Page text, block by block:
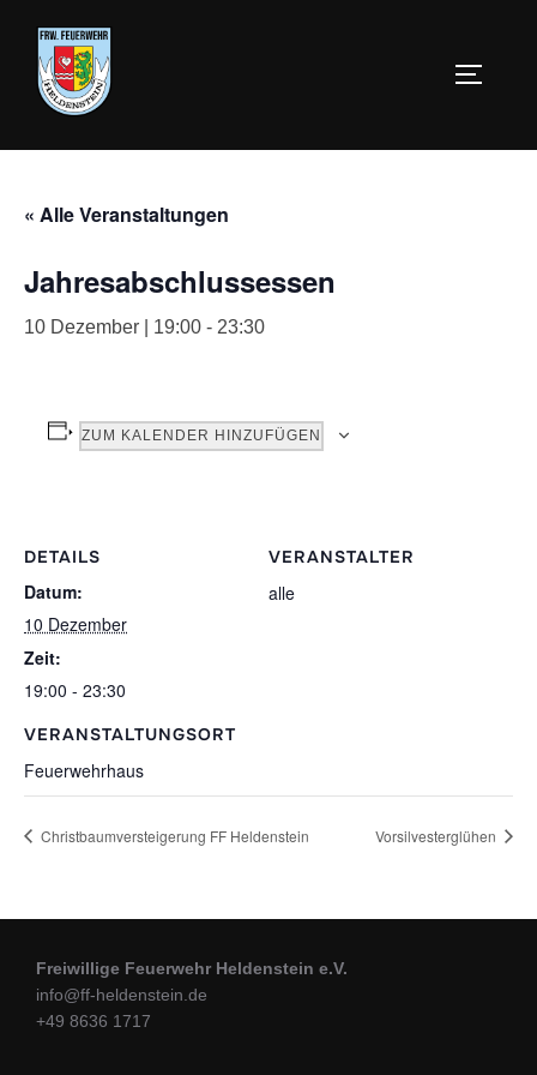
« Alle Veranstaltungen
Jahresabschlussessen
10 Dezember | 19:00 - 23:30
ZUM KALENDER HINZUFÜGEN
DETAILS
Datum:
10 Dezember
Zeit:
19:00 - 23:30
VERANSTALTUNGSORT
Feuerwehrhaus
VERANSTALTER
alle
Christbaumversteigerung FF Heldenstein Vorsilvesterglühen
Freiwillige Feuerwehr Heldenstein e.V.
info@ff-heldenstein.de
+49 8636 1717